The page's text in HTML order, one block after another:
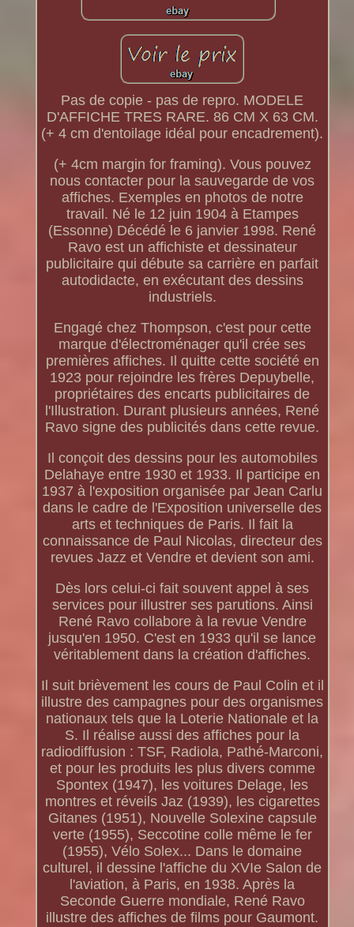
Pas de copie - pas de repro. MODELE
D'AFFICHE TRES RARE. 86 CM X 63 CM.
(+ 4 cm d'entoilage idéal pour encadrement).
(+ 4cm margin for framing). Vous pouvez
nous contacter pour la sauvegarde de vos
affiches. Exemples en photos de notre
travail. Né le 12 juin 1904 à Etampes
(Essonne) Décédé le 6 janvier 1998. René
Ravo est un affichiste et dessinateur
publicitaire qui débute sa carrière en parfait
autodidacte, en exécutant des dessins
industriels.
Engagé chez Thompson, c'est pour cette
marque d'électroménager qu'il crée ses
premières affiches. Il quitte cette société en
1923 pour rejoindre les frères Depuybelle,
propriétaires des encarts publicitaires de
l'Illustration. Durant plusieurs années, René
Ravo signe des publicités dans cette revue.
Il conçoit des dessins pour les automobiles
Delahaye entre 1930 et 1933. Il participe en
1937 à l'exposition organisée par Jean Carlu
dans le cadre de l'Exposition universelle des
arts et techniques de Paris. Il fait la
connaissance de Paul Nicolas, directeur des
revues Jazz et Vendre et devient son ami.
Dès lors celui-ci fait souvent appel à ses
services pour illustrer ses parutions. Ainsi
René Ravo collabore à la revue Vendre
jusqu'en 1950. C'est en 1933 qu'il se lance
véritablement dans la création d'affiches.
Il suit brièvement les cours de Paul Colin et il
illustre des campagnes pour des organismes
nationaux tels que la Loterie Nationale et la
S. Il réalise aussi des affiches pour la
radiodiffusion : TSF, Radiola, Pathé-Marconi,
et pour les produits les plus divers comme
Spontex (1947), les voitures Delage, les
montres et réveils Jaz (1939), les cigarettes
Gitanes (1951), Nouvelle Solexine capsule
verte (1955), Seccotine colle même le fer
(1955), Vélo Solex... Dans le domaine
culturel, il dessine l'affiche du XVIe Salon de
l'aviation, à Paris, en 1938. Après la
Seconde Guerre mondiale, René Ravo
illustre des affiches de films pour Gaumont.